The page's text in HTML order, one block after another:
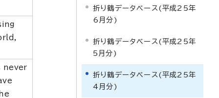
never
折り鶴データベース(平成25年
6月分)
折り鶴データベース(平成25年
5月分)
折り鶴データベース(平成25年
4月分)